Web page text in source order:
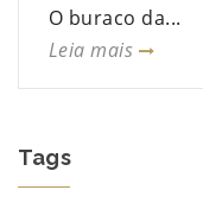
O buraco da...
Leia mais
Tags